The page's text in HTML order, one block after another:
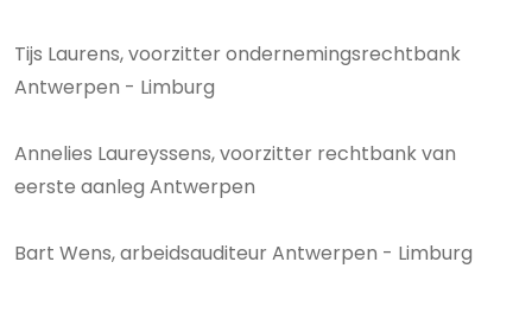
Tijs Laurens, voorzitter ondernemingsrechtbank
Antwerpen - Limburg
Annelies Laureyssens, voorzitter rechtbank van
eerste aanleg Antwerpen
Bart Wens, arbeidsauditeur Antwerpen - Limburg